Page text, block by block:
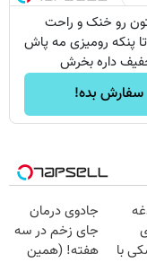
رو خنک و راحت
پنکه رومیزی مه پاش
داره بخرش
سفارش بده!
با
جادوی درمان
جای زخم در سه
هفته! (همین